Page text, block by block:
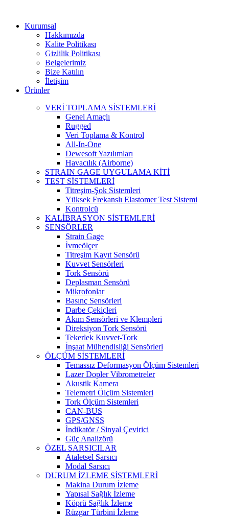
Kurumsal
Hakkımızda
Kalite Politikası
Gizlilik Politikası
Belgelerimiz
Bize Katılın
İletişim
Ürünler
VERİ TOPLAMA SİSTEMLERİ
Genel Amaçlı
Rugged
Veri Toplama & Kontrol
All-In-One
Dewesoft Yazılımları
Havacılık (Airborne)
STRAIN GAGE UYGULAMA KİTİ
TEST SİSTEMLERİ
Titreşim-Şok Sistemleri
Yüksek Frekanslı Elastomer Test Sistemi
Kontrolcü
KALİBRASYON SİSTEMLERİ
SENSÖRLER
Strain Gage
İvmeölçer
Titreşim Kayıt Sensörü
Kuvvet Sensörleri
Tork Sensörü
Deplasman Sensörü
Mikrofonlar
Basınç Sensörleri
Darbe Çekiçleri
Akım Sensörleri ve Klempleri
Direksiyon Tork Sensörü
Tekerlek Kuvvet-Tork
İnşaat Mühendisliği Sensörleri
ÖLÇÜM SİSTEMLERİ
Temassız Deformasyon Ölçüm Sistemleri
Lazer Dopler Vibrometreler
Akustik Kamera
Telemetri Ölçüm Sistemleri
Tork Ölçüm Sistemleri
CAN-BUS
GPS/GNSS
İndikatör / Sinyal Çevirici
Güç Analizörü
ÖZEL SARSICILAR
Ataletsel Sarsıcı
Modal Sarsıcı
DURUM İZLEME SİSTEMLERİ
Makina Durum İzleme
Yapısal Sağlık İzleme
Köprü Sağlık İzleme
Rüzgar Türbini İzleme